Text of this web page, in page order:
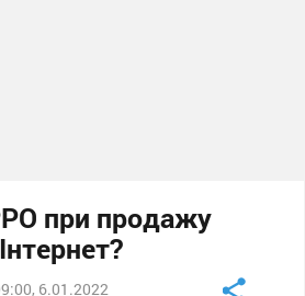
при продажу
6.01.2022